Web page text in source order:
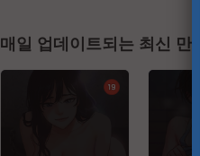
매일 업데이트되는 최신 만화